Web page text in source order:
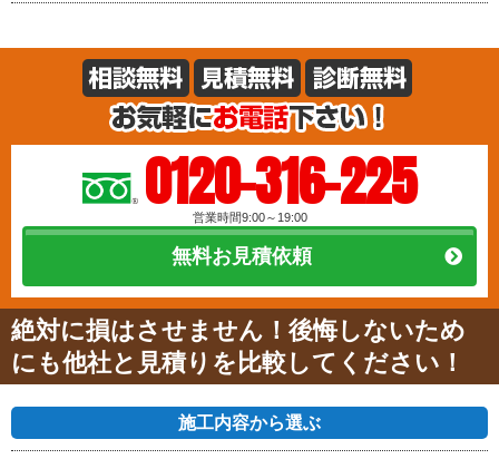
0120-316-225
営業時間9:00～19:00
無料お見積依頼
絶対に損はさせません！後悔しないため
にも他社と見積りを比較してください！
施工内容から選ぶ